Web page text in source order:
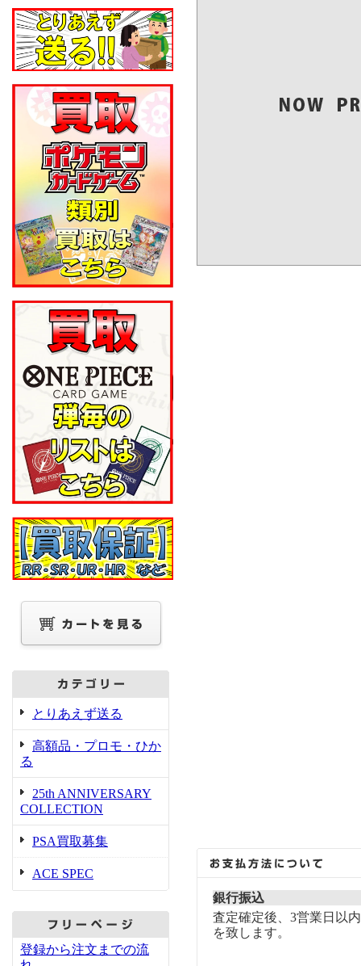
とりあえず送る
高額品・プロモ・ひか
る
25th ANNIVERSARY
COLLECTION
PSA買取募集
ACE SPEC
登録から注文までの流
銀行振込
査定確定後、3営業日以
を致します。